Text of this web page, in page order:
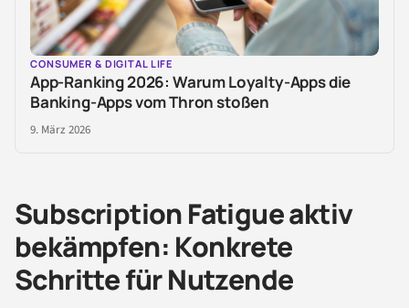
CONSUMER & DIGITAL LIFE
App-Ranking 2026: Warum Loyalty-Apps die
Banking-Apps vom Thron stoßen
9. März 2026
Subscription Fatigue aktiv
bekämpfen: Konkrete
Schritte für Nutzende